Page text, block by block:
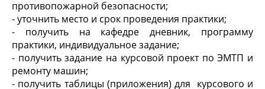
противопожарной безопасности;
- уточнить место и срок проведения практики;
- получить на кафедре дневник, программу
практики, индивидуальное задание;
- получить задание на курсовой проект по ЭМТП и
ремонту машин;
- получить таблицы (приложения) для курсового и